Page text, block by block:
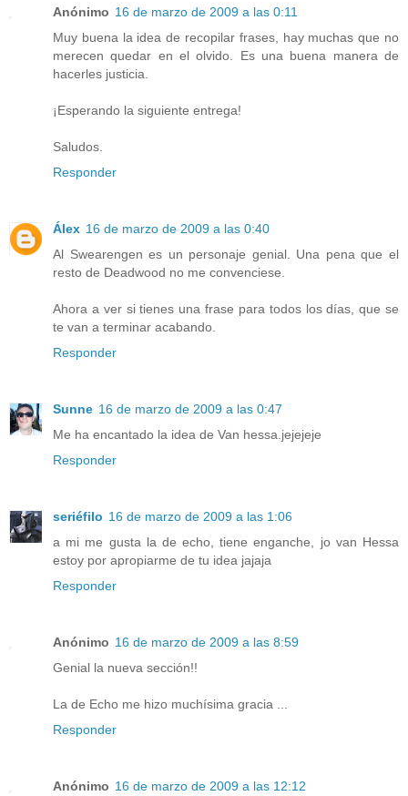
Anónimo 16 de marzo de 2009 a las 0:11
Muy buena la idea de recopilar frases, hay muchas que no
merecen quedar en el olvido. Es una buena manera de
hacerles justicia.
¡Esperando la siguiente entrega!
Saludos.
Responder
Álex 16 de marzo de 2009 a las 0:40
Al Swearengen es un personaje genial. Una pena que el
resto de Deadwood no me convenciese.
Ahora a ver si tienes una frase para todos los días, que se
te van a terminar acabando.
Responder
Sunne 16 de marzo de 2009 a las 0:47
Me ha encantado la idea de Van hessa.jejejeje
Responder
seriéfilo 16 de marzo de 2009 a las 1:06
a mi me gusta la de echo, tiene enganche, jo van Hessa
estoy por apropiarme de tu idea jajaja
Responder
Anónimo 16 de marzo de 2009 a las 8:59
Genial la nueva sección!!
La de Echo me hizo muchísima gracia ...
Responder
Anónimo 16 de marzo de 2009 a las 12:12